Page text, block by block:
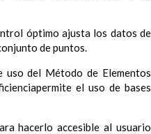
óptimo ajusta los datos de
de puntos.
uso del Método de Elementos
el uso de bases
hacerlo accesible al usuario